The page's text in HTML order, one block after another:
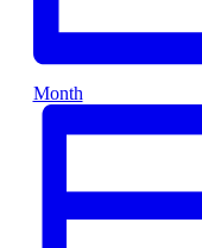
Month